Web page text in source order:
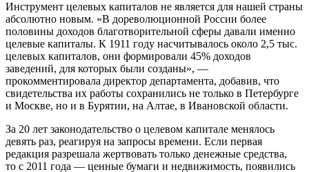
Инструмент целевых капиталов не является для нашей страны
абсолютно новым. «В дореволюционной России более
половины доходов благотворительной сферы давали именно
целевые капиталы. К 1911 году насчитывалось около 2,5 тыс.
целевых капиталов, они формировали 45% доходов
заведений, для которых были созданы», —
прокомментировала директор департамента, добавив, что
свидетельства их работы сохранились не только в Петербурге
и Москве, но и в Бурятии, на Алтае, в Ивановской области.
За 20 лет законодательство о целевом капитале менялось
девять раз, реагируя на запросы времени. Если первая
редакция разрешала жертвовать только денежные средства,
то с 2011 года — ценные бумаги и недвижимость, появились